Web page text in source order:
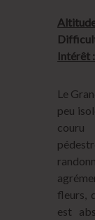
Intérêt :
Le
peu
couru
fleurs,
est